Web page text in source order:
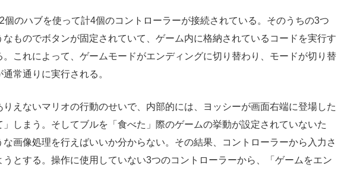
のハブを使って計4個のコントローラーが接続されている。そのうちの3つ
なものでボタンが固定されていて、ゲーム内に格納されているコードを実行す
。これによって、ゲームモードがエンディングに切り替わり、モードが切り替
常通りに実行される。
えないマリオの行動のせいで、内部的には、ヨッシーが画面右端に登場した
しまう。そしてブルを「食べた」際のゲームの挙動が設定されていないた
画像処理を行えばいいか分からない。その結果、コントローラーから入力さ
うとする。操作に使用していない3つのコントローラーから、「ゲームをエン